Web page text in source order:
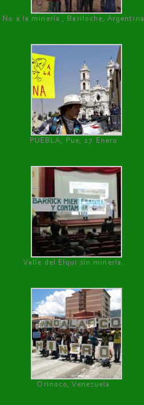
No a la minería , Bariloche, Argentina
PUEBLA, Pue, 27 Enero
Valle del Elqui sin minería.
Orinoco, Venezuela